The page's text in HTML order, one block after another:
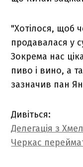
"Хотілося, щоб
продавалася у
Зокрема нас
пиво і вино, а
зазначив пан
Дивіться:
Делегація з
Черкас